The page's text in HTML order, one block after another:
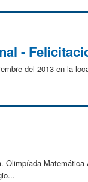
-
del 2013 en la
Olimpíada